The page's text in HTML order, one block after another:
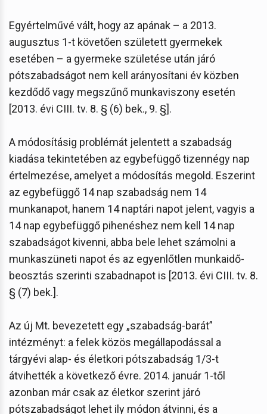
Egyértelművé vált, hogy az apának – a 2013.
augusztus 1-t követően született gyermekek
esetében – a gyermeke születése után járó
pótszabadságot nem kell arányosítani év közben
kezdődő vagy megszűnő munkaviszony esetén
[2013. évi CIII. tv. 8. § (6) bek., 9. §].
A módosításig problémát jelentett a szabadság
kiadása tekintetében az egybefüggő tizennégy nap
értelmezése, amelyet a módosítás megold. Eszerint
az egybefüggő 14 nap szabadság nem 14
munkanapot, hanem 14 naptári napot jelent, vagyis a
14 nap egybefüggő pihenéshez nem kell 14 nap
szabadságot kivenni, abba bele lehet számolni a
munkaszüneti napot és az egyenlőtlen munkaidő-
beosztás szerinti szabadnapot is [2013. évi CIII. tv. 8.
§ (7) bek.].
Az új Mt. bevezetett egy „szabadság-barát”
intézményt: a felek közös megállapodással a
tárgyévi alap- és életkori pótszabadság 1/3-t
átvihették a következő évre. 2014. január 1-től
azonban már csak az életkor szerint járó
pótszabadságot lehet ily módon átvinni, és a